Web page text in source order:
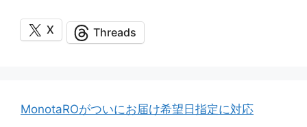
X Threads
MonotaROがついにお届け希望日指定に対応